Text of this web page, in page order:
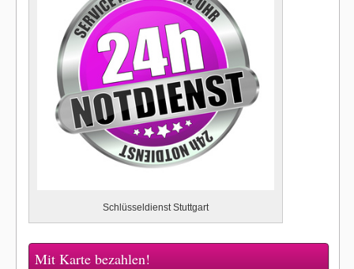
Schlüsseldienst Stuttgart
Mit Karte bezahlen!